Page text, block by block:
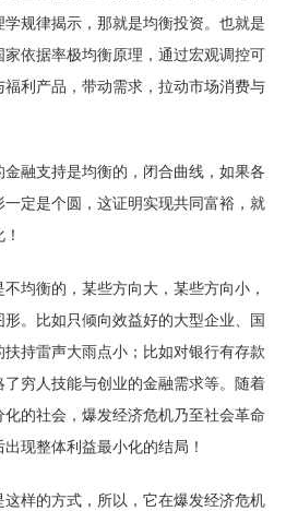
规律揭示，那就是均衡投资。也就是
依据率极均衡原理，通过宏观调控可
利产品，带动需求，拉动市场消费与
融支持是均衡的，闭合曲线，如果各
定是个圆，这证明实现共同富裕，就
均衡的，某些方向大，某些方向小，
。比如只倾向效益好的大型企业、国
持雷声大雨点小；比如对银行有存款
穷人技能与创业的金融需求等。随着
的社会，爆发经济危机乃至社会革命
现整体利益最小化的结局！
样的方式，所以，它在爆发经济危机